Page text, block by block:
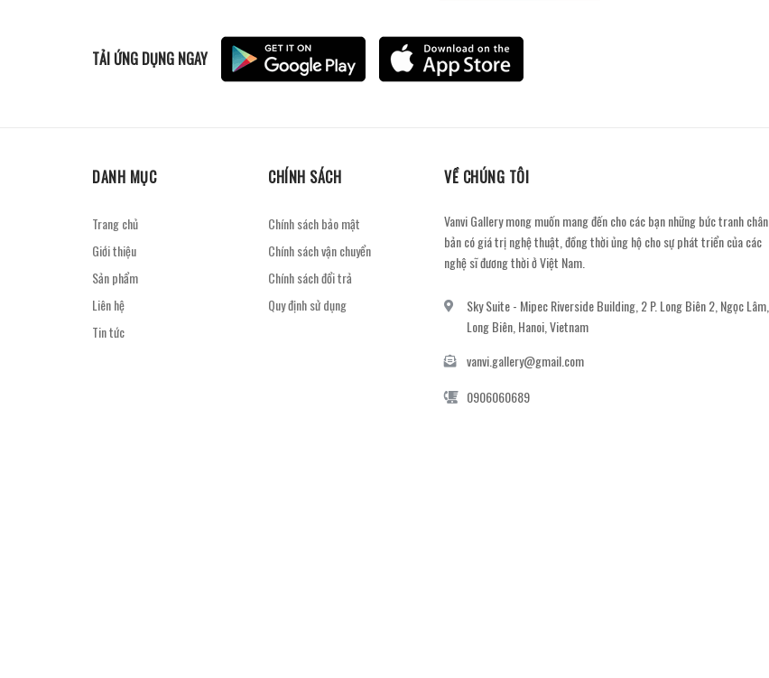
TẢI ỨNG DỤNG NGAY
DANH MỤC
Trang chủ
Giới thiệu
Sản phẩm
Liên hệ
Tin tức
CHÍNH SÁCH
Chính sách bảo mật
Chính sách vận chuyển
Chính sách đổi trả
Quy định sử dụng
VỀ CHÚNG TÔI
Vanvi Gallery mong muốn mang đến cho các bạn những bức tranh chân
bản có giá trị nghệ thuật, đồng thời ủng hộ cho sự phát triển của các
nghệ sĩ đương thời ở Việt Nam.
Sky Suite - Mipec Riverside Building, 2 P. Long Biên 2, Ngọc Lâm,
Long Biên, Hanoi, Vietnam
vanvi.gallery@gmail.com
0906060689